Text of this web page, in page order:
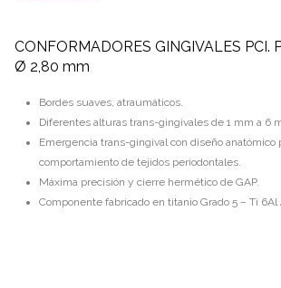
CONFORMADORES GINGIVALES PCI.
Ø 2,80 mm
Bordes suaves, atraumáticos.
Diferentes alturas trans-gingivales de 1 mm a 6
Emergencia trans-gingival con diseño anatómico
comportamiento de tejidos periodontales.
Máxima precisión y cierre hermético de GAP.
Componente fabricado en titanio Grado 5 – Ti 6Al